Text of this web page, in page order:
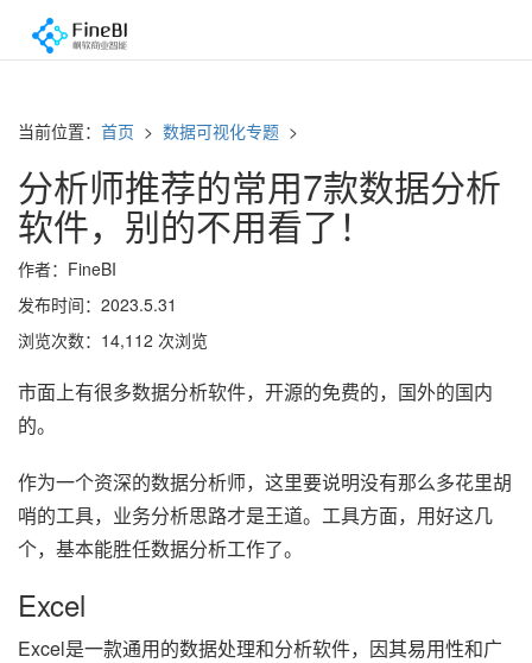
当前位置： 首页 > 数据可视化专题 >
分析师推荐的常用7款数据分析
软件，别的不用看了！
作者：FineBI
发布时间：2023.5.31
浏览次数：14,112 次浏览
市面上有很多数据分析软件，开源的免费的，国外的国内
的。
作为一个资深的数据分析师，这里要说明没有那么多花里胡
哨的工具，业务分析思路才是王道。工具方面，用好这几
个，基本能胜任数据分析工作了。
Excel
Excel是一款通用的数据处理和分析软件，因其易用性和广